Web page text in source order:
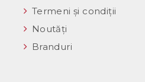
Termeni și condiții
Noutăţi
Branduri